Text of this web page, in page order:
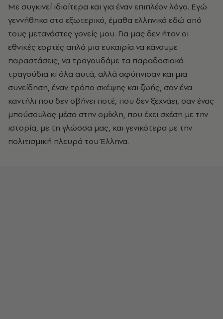
Με συγκινεί ιδιαίτερα και για έναν επιπλέον λόγο. Εγώ
γεννήθηκα στο εξωτερικό, έμαθα ελληνικά εδώ από
τους μετανάστες γονείς μου. Για μας δεν ήταν οι
εθνικές εορτές απλά μια ευκαιρία να κάνουμε
παραστάσεις, να τραγουδάμε τα παραδοσιακά
τραγούδια κι όλα αυτά, αλλά αφύπνισαν και μια
συνείδηση, έναν τρόπο σκέψης και ζωής, σαν ένα
καντήλι που δεν σβήνει ποτέ, που δεν ξεχνάει, σαν ένας
μπούσουλας μέσα στην ομίχλη, που έχει σχέση με την
ιστορία, με τη γλώσσα μας, και γενικότερα με την
πολιτισμική πλευρά του Έλληνα.